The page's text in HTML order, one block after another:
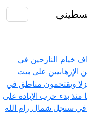
خيام النازحين في
على بيت
ويقتحمون مناطق في
و174,242 مصابا منذ بدء حرب الإبادة على
في سنجل شمال رام الله